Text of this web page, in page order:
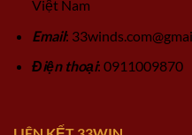
Việt Nam
Email:
Điện thoại: 0911009870